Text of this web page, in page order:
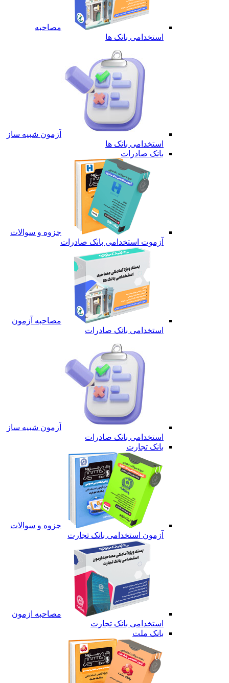
مصاحبه
استخدامی بانک ها
آزمون شبیه ساز
استخدامی بانک ها
بانک صادرات
جزوه و سوالات
آزموت استخدامی بانک صادرات
مصاحبه آزمون
استخدامی بانک صادرات
آزمون شبیه ساز
استخدامی بانک صادرات
بانک تجارت
جزوه و سوالات
آزمون استخدامی بانک تجارت
مصاحبه ازمون
استخدامی بانک تجارت
بانک ملت